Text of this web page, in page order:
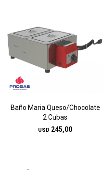
Baño Maria Queso/Chocolate
2 Cubas
USD 245,00